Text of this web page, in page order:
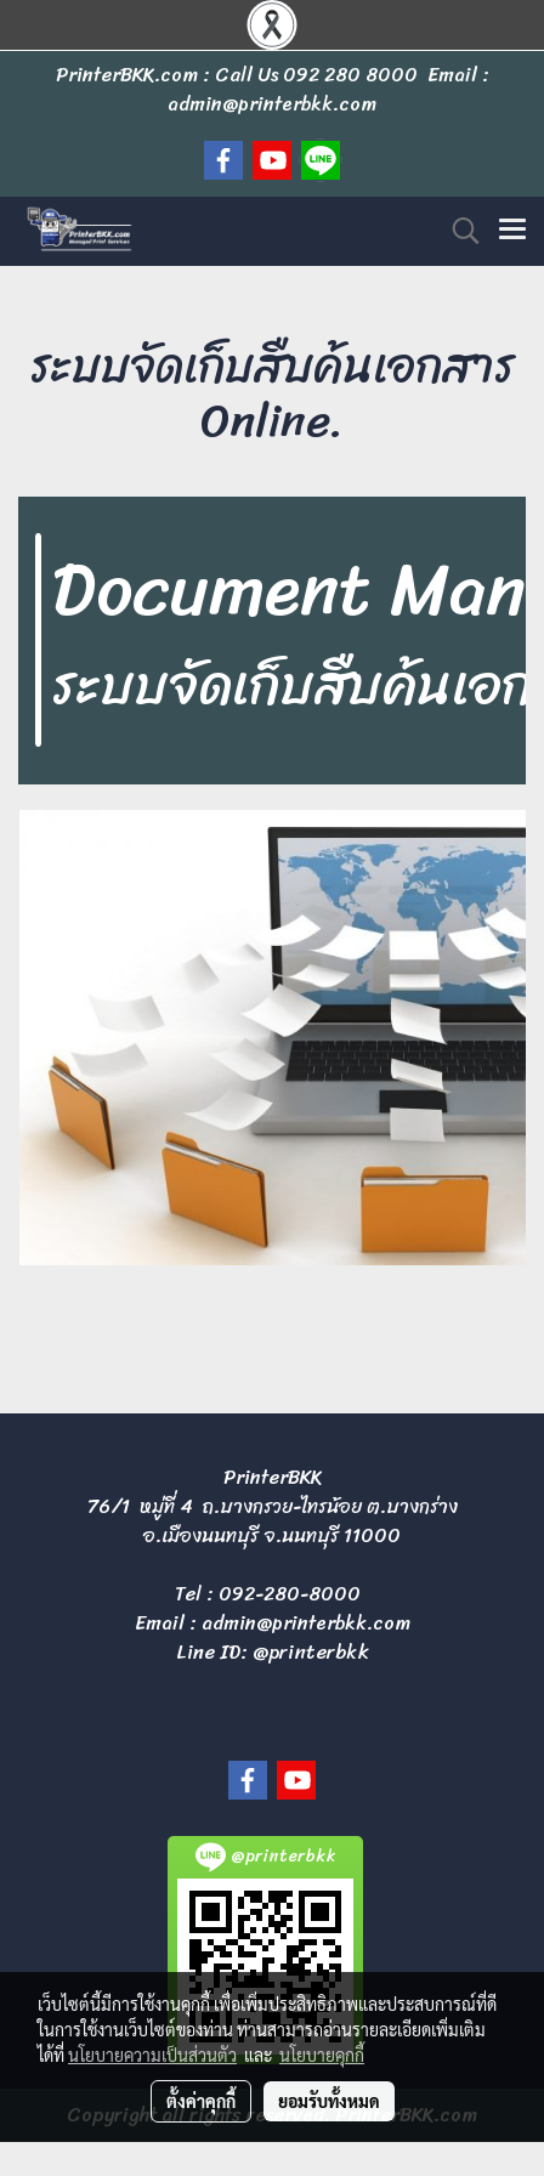
PrinterBKK.com : Call Us092 280 8000 Email :
admin@printerbkk.com
ระบบจัดเก็บสืบค้นเอกสาร
Online.
Document
ระบบจัดเก็บสืบค้นเอ
PrinterBKK
76/1 หมู่ที่ 4 ถ.บางกรวย-ไทรน้อย ต.บางกร่าง
อ.เมืองนนทบุรี จ.นนทบุรี 11000
Tel : 092-280-8000
Email : admin@printerbkk.com
Line ID: @printerbkk
@printerbkk
Copyright all rights reserved. PrinterBKK.com
เว็บไซต์นี้มีการใช้งานคุกกี้ เพื่อเพิ่มประสิทธิภาพและประสบการณ์ที่ดี
ในการใช้งานเว็บไซต์ของท่าน ท่านสามารถอ่านรายละเอียดเพิ่มเติม
ได้ที่นโยบายความเป็นส่วนตัวและนโยบายคุกกี้
ตั้งค่าคุกกี้ ยอมรับทั้งหมด